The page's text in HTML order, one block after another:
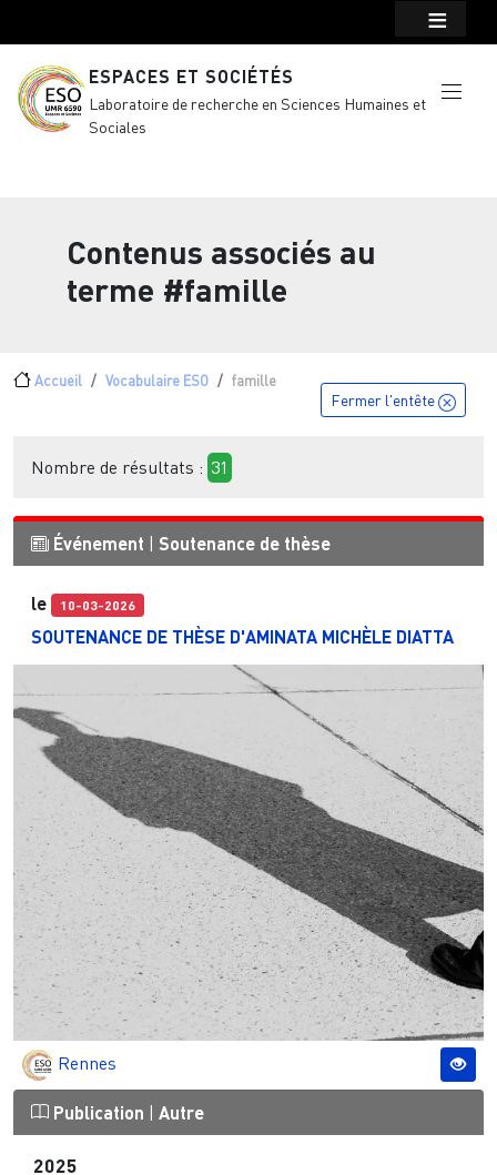
ESPACES ET SOCIÉTÉS
Laboratoire de recherche en Sciences Humaines et
Sociales
Contenus associés au
terme #famille
Fil d'Ariane
Accueil Vocabulaire ESO famille
Fermer l'entête
Nombre de résultats : 31
Événement Soutenance de thèse
le 10-03-2026
SOUTENANCE DE THÈSE D'AMINATA MICHÈLE DIATTA
Rennes
Publication | Autre
2025